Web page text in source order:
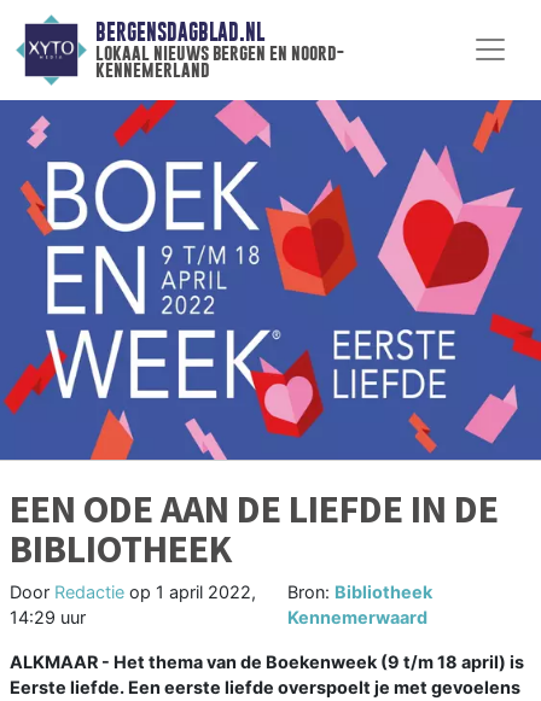
BERGENSDAGBLAD.NL
lokaal nieuws bergen en noord-
kennemerland
EEN ODE AAN DE LIEFDE IN DE
BIBLIOTHEEK
Door Redactie op 1 april 2022,
14:29 uur
Bron: Bibliotheek
Kennemerwaard
ALKMAAR - Het thema van de Boekenweek (9 t/m 18 april) is
Eerste liefde. Een eerste liefde overspoelt je met gevoelens